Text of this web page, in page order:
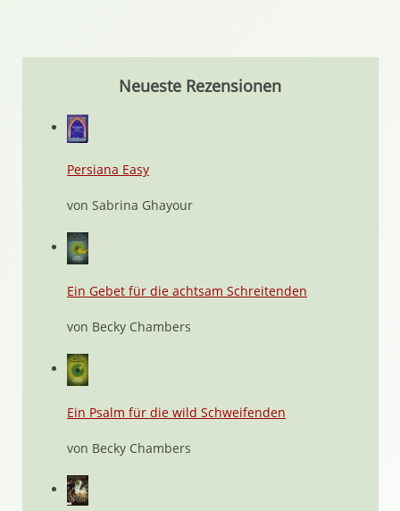
Neueste Rezensionen
Persiana Easy
von Sabrina Ghayour
Ein Gebet für die achtsam Schreitenden
von Becky Chambers
Ein Psalm für die wild Schweifenden
von Becky Chambers